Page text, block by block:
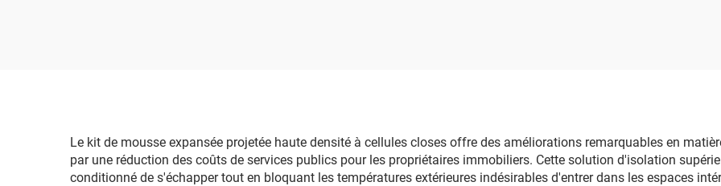
Le kit de mousse expansée projetée haute densité à cellules closes offre des améliorations remarquables en
par une réduction des coûts de services publics pour les propriétaires immobiliers. Cette solution d'isolation
conditionné de s'échapper tout en bloquant les températures extérieures indésirables d'entrer dans les espaces